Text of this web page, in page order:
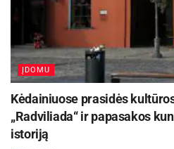
ĮDOMU
Kėdainiuose prasidės
„Radviliada“ ir papasakos
istoriją